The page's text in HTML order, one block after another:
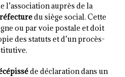
l’association auprès de la
du siège social. Cette
ou par voie postale et doit
des statuts et d’un procès-
de déclaration dans un